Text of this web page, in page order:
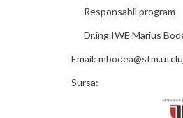
Dr.ing.IWE
Email:
Sursa: